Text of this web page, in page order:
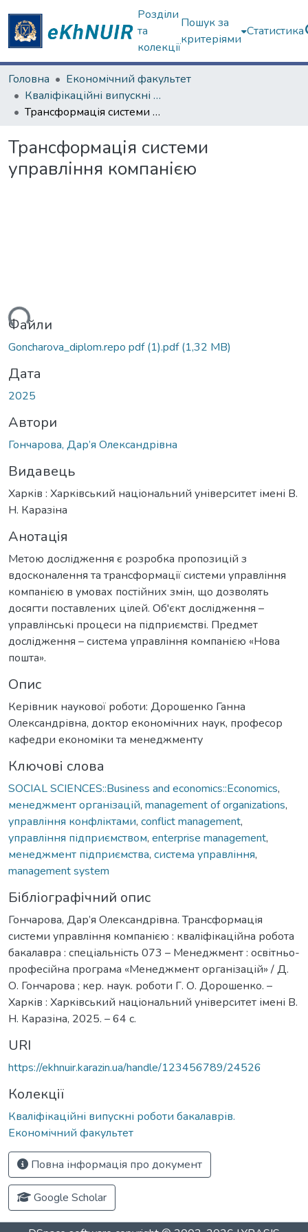
Розділи
та
колекції
Пошук за
критеріями
Статистика
Головна
Економічний факультет
Кваліфікаційні випускні роботи бакалаврів. Економічний факультет
Трансформація системи управління компанією
Трансформація системи
управління компанією
Файли
Goncharova_diplom.repo pdf (1).pdf(1,32 MB)
Дата
2025
Автори
Гончарова, Дар’я Олександрівна
Видавець
Харків : Харківський національний університет імені В.
Н. Каразіна
Анотація
Метою дослідження є розробка пропозицій з
вдосконалення та трансформації системи управління
компанією в умовах постійних змін, що дозволять
досягти поставлених цілей. Об'єкт дослідження –
управлінські процеси на підприємстві. Предмет
дослідження – система управління компанією «Нова
пошта».
Опис
Керівник наукової роботи: Дорошенко Ганна
Олександрівна, доктор економічних наук, професор
кафедри економіки та менеджменту
Ключові слова
SOCIAL SCIENCES::Business and economics::Economics,
менеджмент організацій, management of organizations,
управління конфліктами, conflict management,
управління підприємством, enterprise management,
менеджмент підприємства, система управління,
management system
Бібліографічний опис
Гончарова, Дар’я Олександрівна. Трансформація
системи управління компанією : кваліфікаційна робота
бакалавра : спеціальність 073 – Менеджмент : освітньо-
професійна програма «Менеджмент організацій» / Д.
О. Гончарова ; кер. наук. роботи Г. О. Дорошенко. –
Харків : Харківський національний університет імені В.
Н. Каразіна, 2025. – 64 с.
URI
https://ekhnuir.karazin.ua/handle/123456789/24526
Колекції
Кваліфікаційні випускні роботи бакалаврів.
Економічний факультет
Повна інформація про документ
Google Scholar